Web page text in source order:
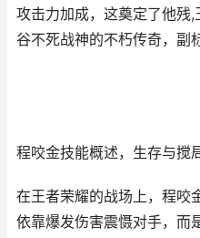
攻击力加成，这奠定了他残
谷不死战神的不朽传奇，副
程咬金技能概述，生存与搅
在王者荣耀的战场上，程咬
依靠爆发伤害震慑对手，而